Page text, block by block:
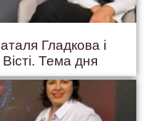
Гладкова і
Тема дня